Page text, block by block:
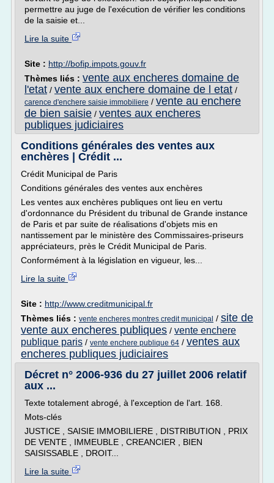
permettre au juge de l'exécution de vérifier les conditions
de la saisie et...
Lire la suite
Site : http://bofip.impots.gouv.fr
Thèmes liés : vente aux encheres domaine de
l'etat / vente aux enchere domaine de l etat /
carence d'enchere saisie immobiliere / vente au enchere
de bien saisie / ventes aux encheres
publiques judiciaires
Conditions générales des ventes aux
enchères | Crédit ...
Crédit Municipal de Paris
Conditions générales des ventes aux enchères
Les ventes aux enchères publiques ont lieu en vertu
d'ordonnance du Président du tribunal de Grande instance
de Paris et par suite de réalisations d'objets mis en
nantissement par le ministère des Commissaires-priseurs
appréciateurs, près le Crédit Municipal de Paris.
Conformément à la législation en vigueur, les...
Lire la suite
Site : http://www.creditmunicipal.fr
Thèmes liés : vente encheres montres credit municipal / site de
vente aux encheres publiques / vente enchere
publique paris / vente enchere publique 64 / ventes aux
encheres publiques judiciaires
Décret n° 2006-936 du 27 juillet 2006 relatif
aux ...
Texte totalement abrogé, à l'exception de l'art. 168.
Mots-clés
JUSTICE , SAISIE IMMOBILIERE , DISTRIBUTION , PRIX
DE VENTE , IMMEUBLE , CREANCIER , BIEN
SAISISSABLE , DROIT...
Lire la suite